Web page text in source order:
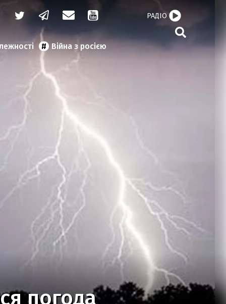
Війна з росією
РАДІО
погода